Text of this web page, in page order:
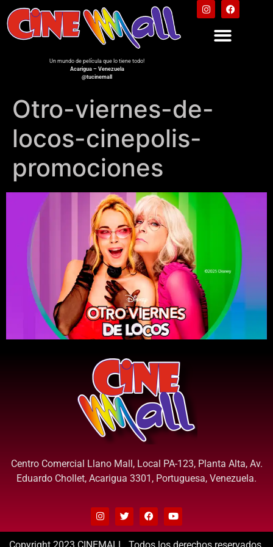
Un mundo de película que lo tiene todo!
Acarigua – Venezuela
@tucinemall
Otro-viernes-de-
locos-cinepolis-
promociones
Centro Comercial Llano Mall, Local PA-123, Planta Alta, Av.
Eduardo Chollet, Acarigua 3301, Portuguesa, Venezuela.